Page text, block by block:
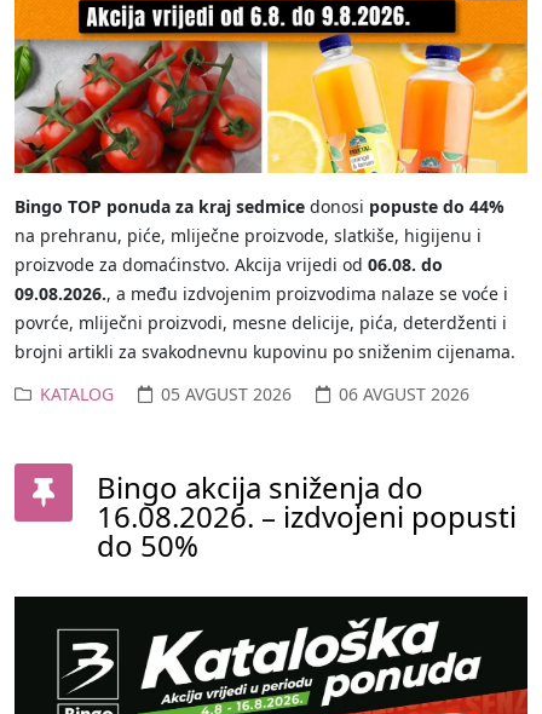
Bingo TOP ponuda za kraj sedmice donosi popuste do 44%
na prehranu, piće, mliječne proizvode, slatkiše, higijenu i
proizvode za domaćinstvo. Akcija vrijedi od 06.08. do
09.08.2026., a među izdvojenim proizvodima nalaze se voće i
povrće, mliječni proizvodi, mesne delicije, pića, deterdženti i
brojni artikli za svakodnevnu kupovinu po sniženim cijenama.
KATALOG
05 AVGUST 2026 06 AVGUST 2026
Bingo akcija sniženja do
16.08.2026. – izdvojeni popusti
do 50%